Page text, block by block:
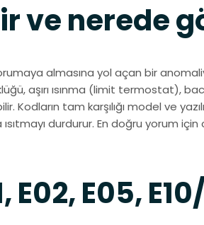
ve nerede
almasına yol açan bir
aşırı ısınma (limit termostat),
tam karşılığı model ve
durdurur. En doğru yorum
E05,